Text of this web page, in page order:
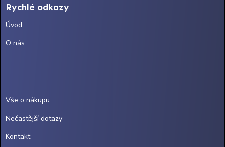
Rychlé odkazy
Úvod
O nás
Vše o nákupu
Nečastější dotazy
Kontakt